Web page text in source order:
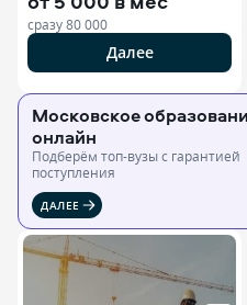
сразу80 000
Далее
Московское
онлайн
Подберём топ-вузы c гарантией
поступления
ДАЛЕЕ